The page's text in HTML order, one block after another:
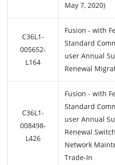
May 7, 2020)
C36L1-
005652-
L164
Fusion - with
Standard
user Annual
Renewal
C36L1-
008498-
L426
Fusion - with
Standard
user Annual
Renewal
Network
Trade-In